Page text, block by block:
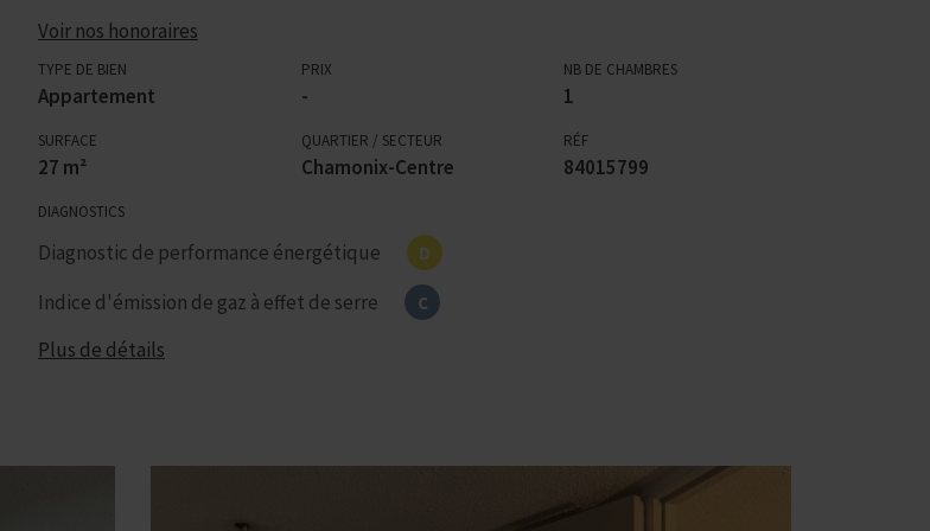
Voir nos honoraires
TYPE DE BIEN
Appartement
PRIX
-
NB DE CHAMBRES
1
SURFACE
27 m²
QUARTIER / SECTEUR
Chamonix-Centre
RÉF
84015799
DIAGNOSTICS
Diagnostic de performance énergétique D
Indice d'émission de gaz à effet de serre C
Plus de détails